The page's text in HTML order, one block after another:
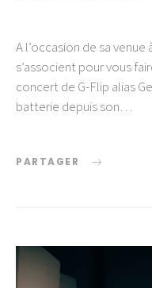
A l’occasion de sa
s’associent pour vous
concert de G-Flip alias
batterie depuis son…
PARTAGER